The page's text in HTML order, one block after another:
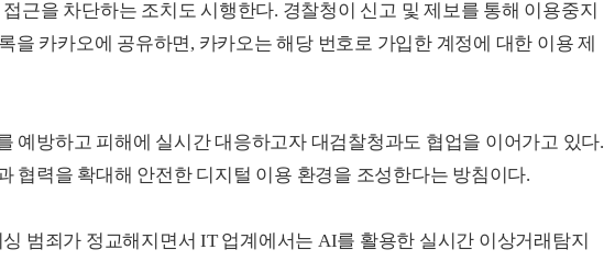
근을 차단하는 조치도 시행한다. 경찰청이 신고 및 제보를 통해 이용중지
을 카카오에 공유하면, 카카오는 해당 번호로 가입한 계정에 대한 이용 제
예방하고 피해에 실시간 대응하고자 대검찰청과도 협업을 이어가고 있다.
협력을 확대해 안전한 디지털 이용 환경을 조성한다는 방침이다.
범죄가 정교해지면서 IT 업계에서는 AI를 활용한 실시간 이상거래탐지